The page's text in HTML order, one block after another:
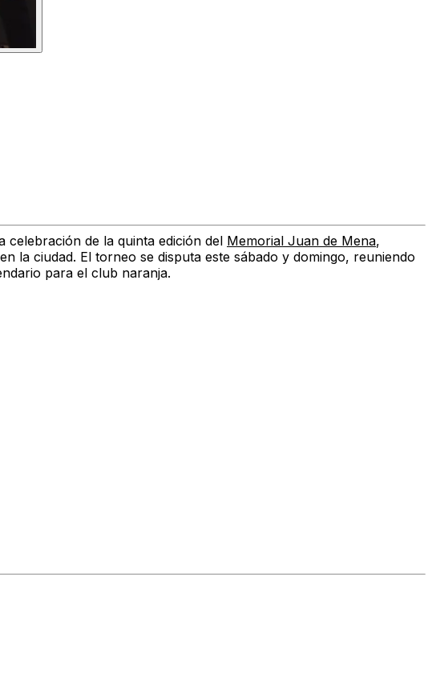
de la quinta edición del Memorial Juan de Mena,
la ciudad. El torneo se disputa este sábado y domingo, reuniendo
para el club naranja.